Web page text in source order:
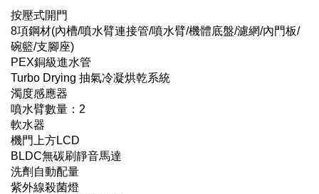
按壓式開門
8項鋼材(內槽/噴水臂連接管/噴水臂/機體底盤/濾網/內門板/
碗籃/支腳座)
PEX銅級進水管
Turbo Drying 抽氣冷凝烘乾系統
濁度感應器
噴水臂數量：2
軟水器
機門上方LCD
BLDC無碳刷靜音馬達
洗劑自動配量
紫外線殺菌燈